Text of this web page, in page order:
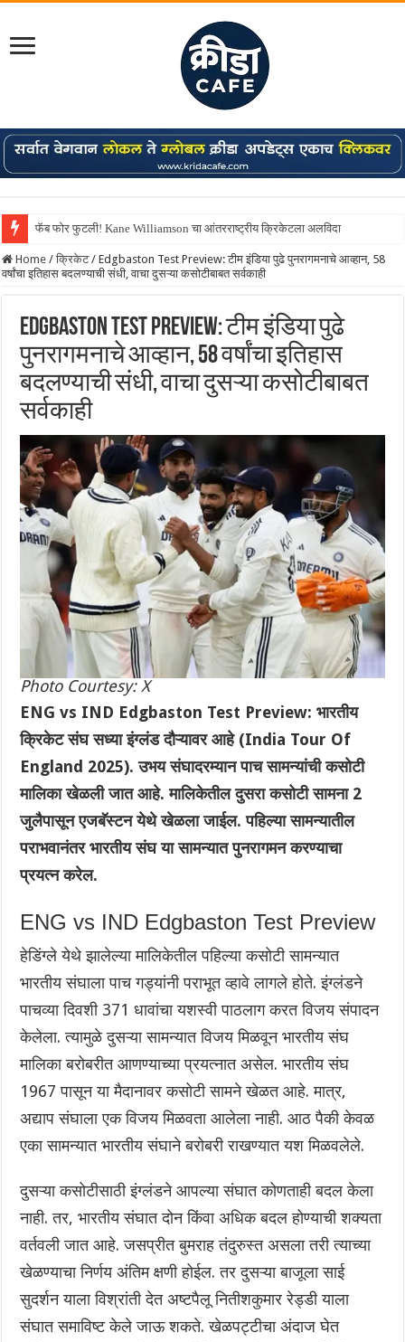
फॅब फोर फुटली! Kane Williamson चा आंतरराष्ट्रीय क्रिकेटला अलविदा
Home / क्रिकेट / Edgbaston Test Preview: टीम इंडिया पुढे पुनरागमनाचे आव्हान, 58
वर्षांचा इतिहास बदलण्याची संधी, वाचा दुसऱ्या कसोटीबाबत सर्वकाही
Edgbaston Test Preview: टीम इंडिया पुढे
पुनरागमनाचे आव्हान, 58 वर्षांचा इतिहास
बदलण्याची संधी, वाचा दुसऱ्या कसोटीबाबत
सर्वकाही
Photo Courtesy: X
ENG vs IND Edgbaston Test Preview: भारतीय
क्रिकेट संघ सध्या इंग्लंड दौऱ्यावर आहे (India Tour Of
England 2025). उभय संघादरम्यान पाच सामन्यांची कसोटी
मालिका खेळली जात आहे. मालिकेतील दुसरा कसोटी सामना 2
जुलैपासून एजबॅस्टन येथे खेळला जाईल. पहिल्या सामन्यातील
पराभवानंतर भारतीय संघ या सामन्यात पुनरागमन करण्याचा
प्रयत्न करेल.
ENG vs IND Edgbaston Test Preview
हेडिंग्ले येथे झालेल्या मालिकेतील पहिल्या कसोटी सामन्यात
भारतीय संघाला पाच गड्यांनी पराभूत व्हावे लागले होते. इंग्लंडने
पाचव्या दिवशी 371 धावांचा यशस्वी पाठलाग करत विजय संपादन
केलेला. त्यामुळे दुसऱ्या सामन्यात विजय मिळवून भारतीय संघ
मालिका बरोबरीत आणण्याच्या प्रयत्नात असेल. भारतीय संघ
1967 पासून या मैदानावर कसोटी सामने खेळत आहे. मात्र,
अद्याप संघाला एक विजय मिळवता आलेला नाही. आठ पैकी केवळ
एका सामन्यात भारतीय संघाने बरोबरी राखण्यात यश मिळवलेले.
दुसऱ्या कसोटीसाठी इंग्लंडने आपल्या संघात कोणताही बदल केला
नाही. तर, भारतीय संघात दोन किंवा अधिक बदल होण्याची शक्यता
वर्तवली जात आहे. जसप्रीत बुमराह तंदुरुस्त असला तरी त्याच्या
खेळण्याचा निर्णय अंतिम क्षणी होईल. तर दुसऱ्या बाजूला साई
सुदर्शन याला विश्रांती देत अष्टपैलू नितीशकुमार रेड्डी याला
संघात समाविष्ट केले जाऊ शकते. खेळपट्टीचा अंदाज घेत